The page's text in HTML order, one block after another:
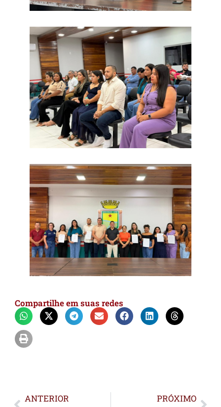
Compartilhe em suas redes
ANTERIOR
PRÓXIMO